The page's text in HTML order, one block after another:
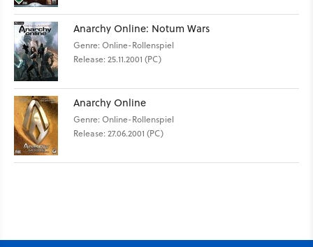
Anarchy Online: Notum Wars
Genre: Online-Rollenspiel
Release: 25.11.2001 (PC)
Anarchy Online
Genre: Online-Rollenspiel
Release: 27.06.2001 (PC)